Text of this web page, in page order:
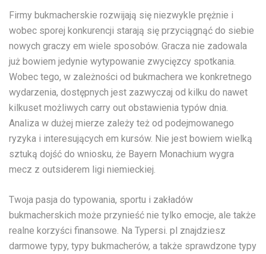
Firmy bukmacherskie rozwijają się niezwykle prężnie i
wobec sporej konkurencji starają się przyciągnąć do siebie
nowych graczy em wiele sposobów. Gracza nie zadowala
już bowiem jedynie wytypowanie zwycięzcy spotkania.
Wobec tego, w zależności od bukmachera we konkretnego
wydarzenia, dostępnych jest zazwyczaj od kilku do nawet
kilkuset możliwych carry out obstawienia typów dnia.
Analiza w dużej mierze zależy też od podejmowanego
ryzyka i interesujących em kursów. Nie jest bowiem wielką
sztuką dojść do wniosku, że Bayern Monachium wygra
mecz z outsiderem ligi niemieckiej.
Twoja pasja do typowania, sportu i zakładów
bukmacherskich może przynieść nie tylko emocje, ale także
realne korzyści finansowe. Na Typersi. pl znajdziesz
darmowe typy, typy bukmacherów, a także sprawdzone typy